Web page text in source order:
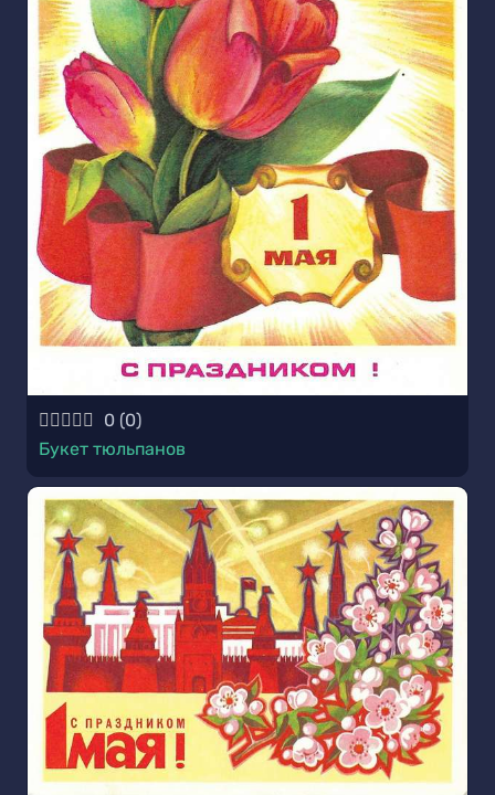
0 (0)
Букет тюльпанов